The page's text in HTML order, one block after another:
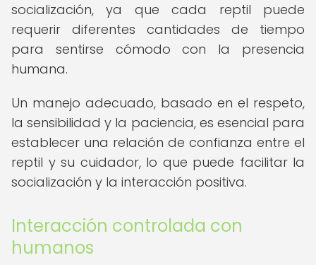
socialización, ya que cada reptil puede
requerir diferentes cantidades de tiempo
para sentirse cómodo con la presencia
humana.
Un manejo adecuado, basado en el respeto,
la sensibilidad y la paciencia, es esencial para
establecer una relación de confianza entre el
reptil y su cuidador, lo que puede facilitar la
socialización y la interacción positiva.
Interacción controlada con
humanos